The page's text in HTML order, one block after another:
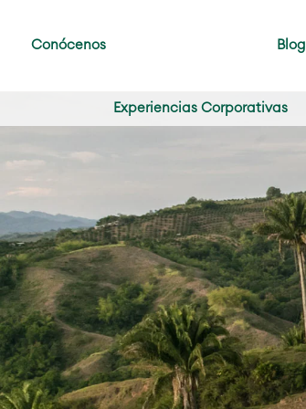
Conócenos Blog
Experiencias Corporativas
contenido